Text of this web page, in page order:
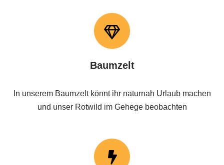
Baumzelt
In unserem Baumzelt könnt ihr naturnah Urlaub machen
und unser Rotwild im Gehege beobachten